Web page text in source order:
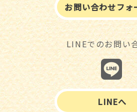
お問い合わせフォ
LINEでのお問い
LINEへ